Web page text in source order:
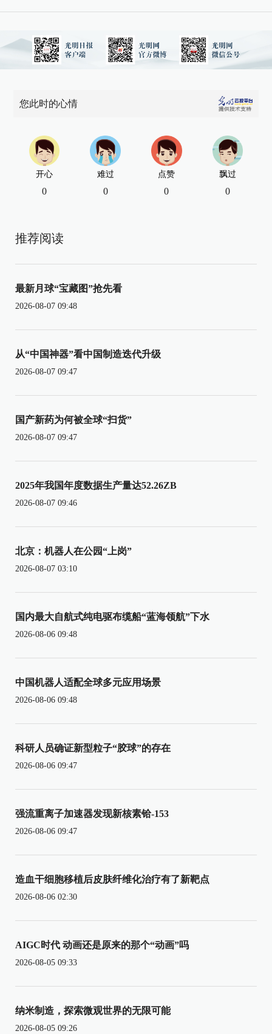
您此时的心情
开心
0
难过
0
点赞
0
飘过
0
推荐阅读
最新月球“宝藏图”抢先看
2026-08-07 09:48
从“中国神器”看中国制造迭代升级
2026-08-07 09:47
国产新药为何被全球“扫货”
2026-08-07 09:47
2025年我国年度数据生产量达52.26ZB
2026-08-07 09:46
北京：机器人在公园“上岗”
2026-08-07 03:10
国内最大自航式纯电驱布缆船“蓝海领航”下水
2026-08-06 09:48
中国机器人适配全球多元应用场景
2026-08-06 09:48
科研人员确证新型粒子“胶球”的存在
2026-08-06 09:47
强流重离子加速器发现新核素铪-153
2026-08-06 09:47
造血干细胞移植后皮肤纤维化治疗有了新靶点
2026-08-06 02:30
AIGC时代 动画还是原来的那个“动画”吗
2026-08-05 09:33
纳米制造，探索微观世界的无限可能
2026-08-05 09:26